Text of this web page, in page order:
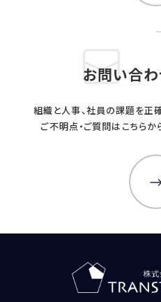
RECRUIT
採用情報トップ
採用エント
研修講師エン
OTHER
HRデータ解説
コラム
ニュースリリー
お問い合わ
組織と人事、社員の課題を正
ご不明点・ご質問はこちらか